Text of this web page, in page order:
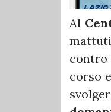
Al
contro
corso